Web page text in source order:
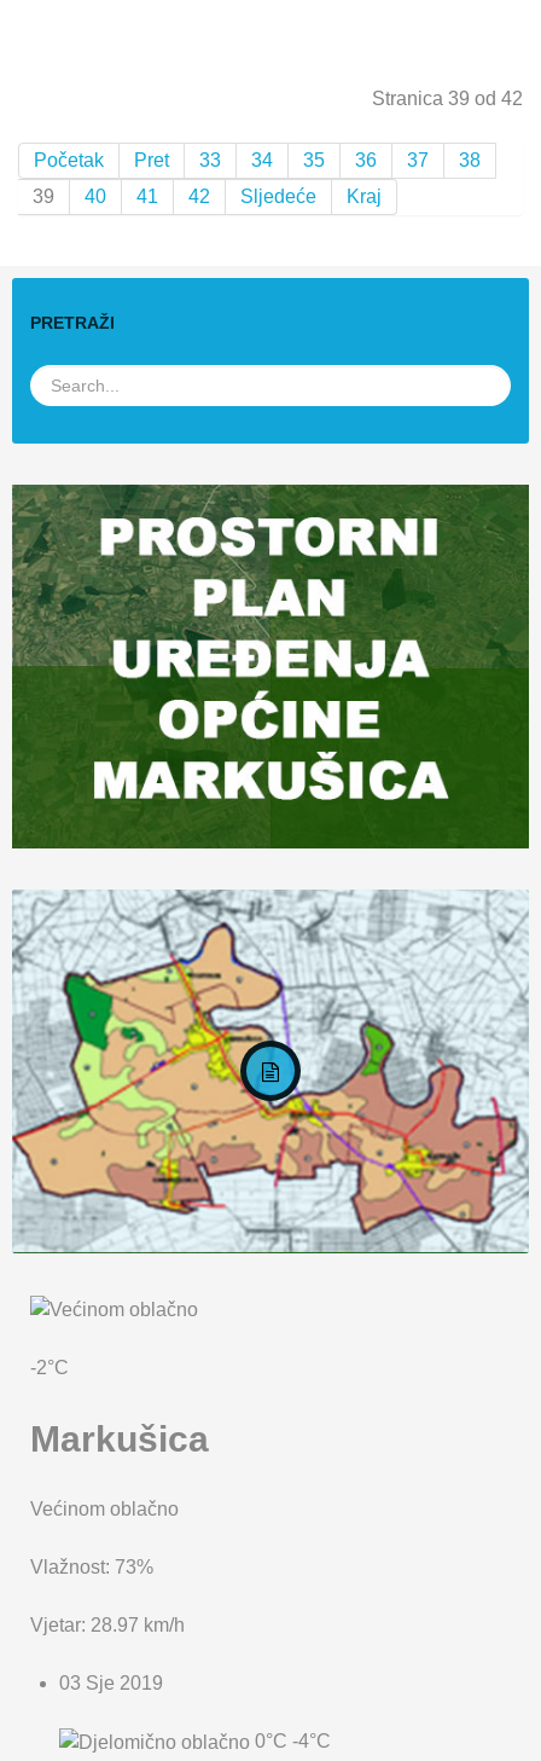
Stranica 39 od 42
Početak Pret 33 34 35 36 37
38
39
40 41 42 Sljedeće Kraj
PRETRAŽI
-2°C
Markušica
Većinom oblačno
Vlažnost: 73%
Vjetar: 28.97 km/h
03 Sje 2019
0°C -4°C